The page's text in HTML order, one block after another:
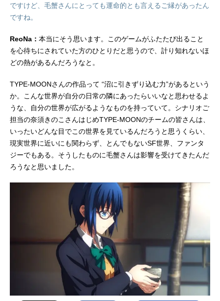
ですけど、毛蟹さんにとっても運命的とも言えるご縁があったん
ですね。
ReoNa： 本当にそう思います。このゲームがふたたび出ること
を心待ちにされていた方のひとりだと思うので、計り知れないほ
どの熱があるんだろうなと。
TYPE-MOONさんの作品って “沼に引きずり込む力”があるという
か。こんな世界が自分の日常の隣にあったらいいなと思わせるよ
うな、自分の世界が広がるようなものを持っていて。シナリオご
担当の奈須きのこさんはじめTYPE-MOONのチームの皆さんは、
いったいどんな目でこの世界を見ているんだろうと思うくらい、
現実世界に近いにも関わらず、とんでもないSF世界、ファンタ
ジーでもある。そうしたものに毛蟹さんは影響を受けてきたんだ
ろうなと思いました。